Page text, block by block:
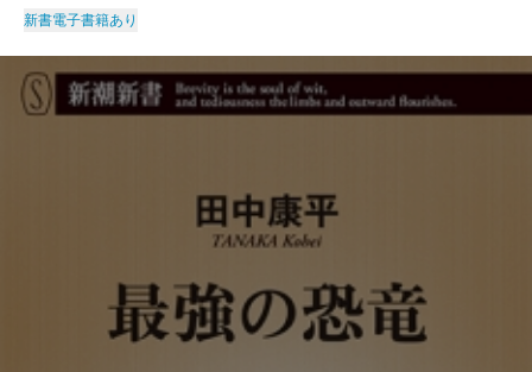
新書電子書籍あり